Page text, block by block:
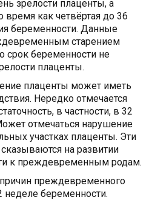
зрелости плаценты, а
время как четвёртая до 36
беременности. Данные
старением
срок беременности не
плаценты.
плаценты может иметь
Нередко отмечается
в частности, в 32
отмечаться нарушение
участках плаценты. Эти
на развитии
к преждевременным родам.
преждевременного
неделе беременности.